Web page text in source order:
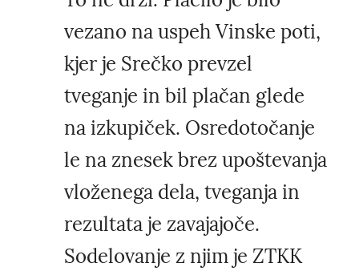
vezano na uspeh Vinske poti,
kjer je Srečko prevzel
tveganje in bil plačan glede
na izkupiček. Osredotočanje
le na znesek brez upoštevanja
vloženega dela, tveganja in
rezultata je zavajajoče.
Sodelovanje z njim je ZTKK